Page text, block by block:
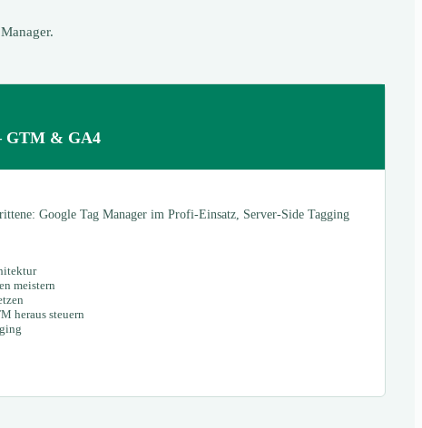
GTM & GA4
Google Tag Manager im Profi-Einsatz, Server-Side Tagging
meistern
heraus steuern